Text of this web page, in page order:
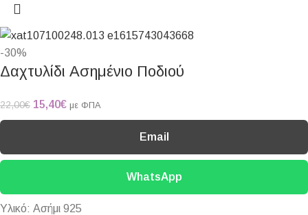
-30%
Δαχτυλίδι Ασημένιο Ποδιού
22,00€ 15,40€ με ΦΠΑ
Email
WhatsApp
Υλικό: Ασήμι 925